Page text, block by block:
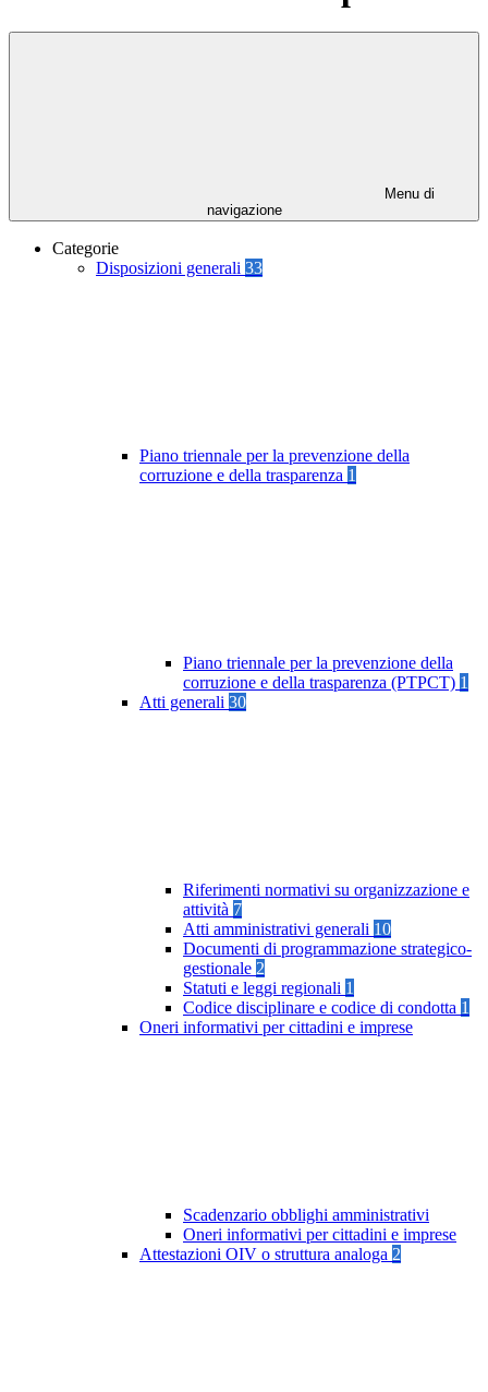
Menu di
navigazione
Categorie
Disposizioni generali 33
Piano triennale per la prevenzione della
corruzione e della trasparenza 1
Piano triennale per la prevenzione della
corruzione e della trasparenza (PTPCT) 1
Atti generali 30
Riferimenti normativi su organizzazione e
attività 7
Atti amministrativi generali 10
Documenti di programmazione strategico-
gestionale 2
Statuti e leggi regionali 1
Codice disciplinare e codice di condotta 1
Oneri informativi per cittadini e imprese
Scadenzario obblighi amministrativi
Oneri informativi per cittadini e imprese
Attestazioni OIV o struttura analoga 2